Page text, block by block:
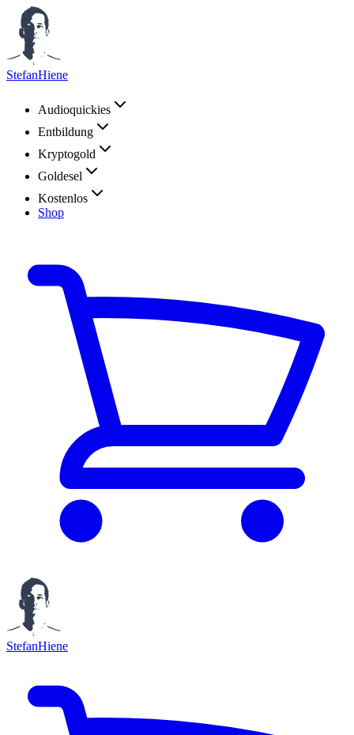
StefanHiene
Audioquickies
Entbildung
Kryptogold
Goldesel
Kostenlos
Shop
StefanHiene